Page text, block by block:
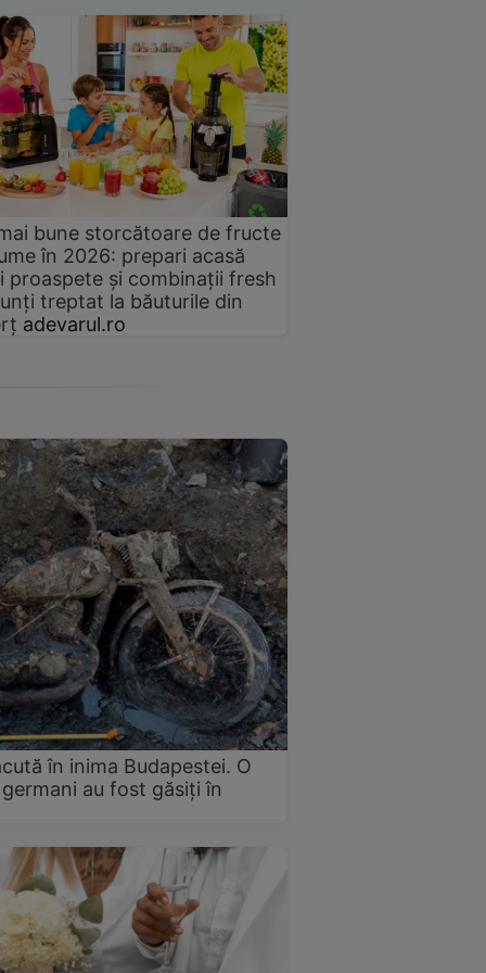
bune storcătoare de fructe
în 2026: prepari acasă
proaspete și combinații fresh
treptat la băuturile din
adevarul.ro
în inima Budapestei. O
au fost găsiți în